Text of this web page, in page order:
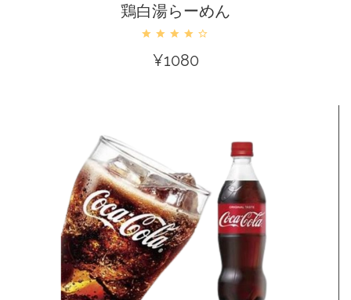
鶏白湯らーめん
¥1080